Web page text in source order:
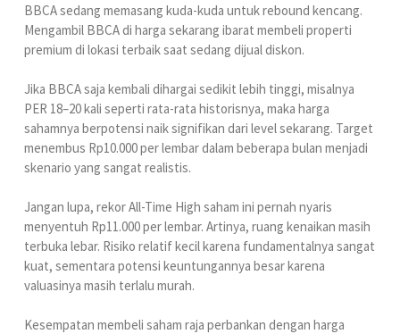
BBCA sedang memasang kuda-kuda untuk rebound kencang.
Mengambil BBCA di harga sekarang ibarat membeli properti
premium di lokasi terbaik saat sedang dijual diskon.
Jika BBCA saja kembali dihargai sedikit lebih tinggi, misalnya
PER 18–20 kali seperti rata-rata historisnya, maka harga
sahamnya berpotensi naik signifikan dari level sekarang. Target
menembus Rp10.000 per lembar dalam beberapa bulan menjadi
skenario yang sangat realistis.
Jangan lupa, rekor All-Time High saham ini pernah nyaris
menyentuh Rp11.000 per lembar. Artinya, ruang kenaikan masih
terbuka lebar. Risiko relatif kecil karena fundamentalnya sangat
kuat, sementara potensi keuntungannya besar karena
valuasinya masih terlalu murah.
Kesempatan membeli saham raja perbankan dengan harga